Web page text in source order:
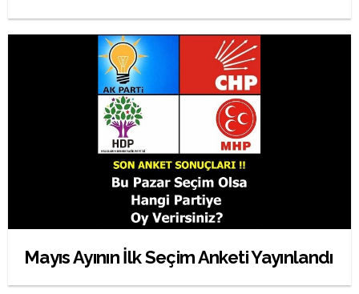
Mayıs Ayının İlk Seçim Anketi Yayınlandı